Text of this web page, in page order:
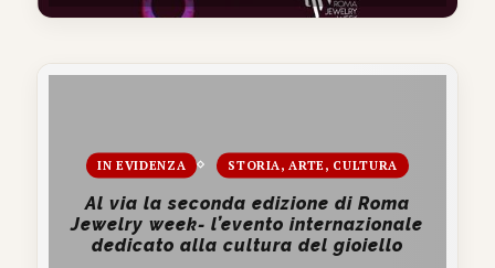
IN EVIDENZA STORIA, ARTE, CULTURA
Al via la seconda edizione di Roma
Jewelry week- l’evento internazionale
dedicato alla cultura del gioiello